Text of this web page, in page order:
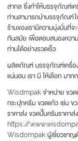
สากล ซึ่งทำให้บรรจุภัณฑ์เค
ท่านสามารถนำบรรจุภัณฑ์
ร้านของเรามีความมุ่งมั่น
ทันสมัย เพื่อตอบสนองควา
ท่านได้อย่างรวดเร็ว
ผลิตภัณฑ์ บรรจุภัณฑ์เครื่อง
แน่นอน เรา มี ให้เลือก มา
Wisdmpak จำหน่าย ขวด
กระปุกครีม ขวดแก้ว เช่น ข
ราคาส่ง ขวดปั๊มครีมราคาส่ง
https://
Wisdompak ผู้เชี่ยวชาญ